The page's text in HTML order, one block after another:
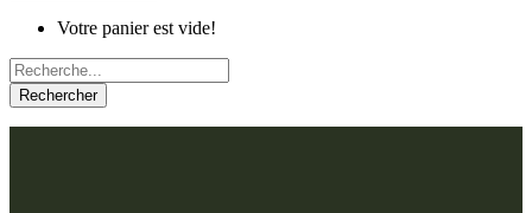
Votre panier est vide!
Rechercher